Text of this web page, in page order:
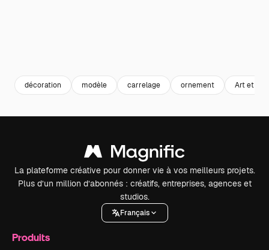
décoration modèle carrelage ornement Art et
La plateforme créative pour donner vie à vos meilleurs projets.
Plus d’un million d’abonnés : créatifs, entreprises, agences et
studios.
Français
Produits